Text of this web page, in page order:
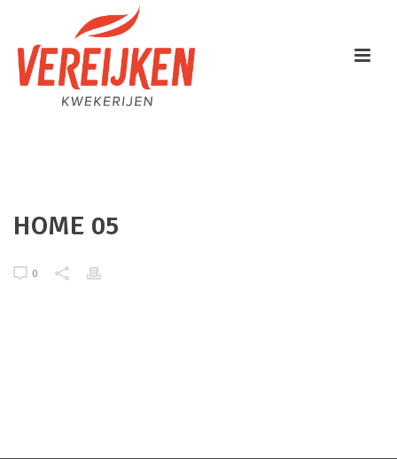
HOME 05
0